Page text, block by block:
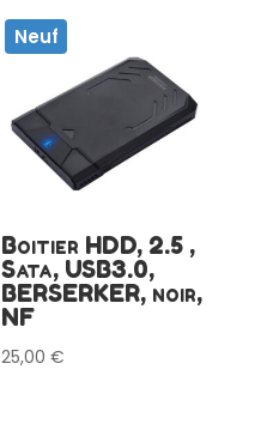
Neuf
Boitier HDD, 2.5 ,
Sata, USB3.0,
BERSERKER, noir,
NF
25,00€